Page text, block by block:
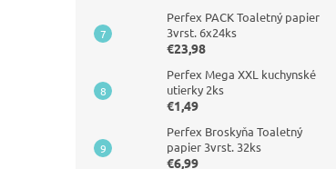
Perfex PACK Toaletný papier
3vrst. 6x24ks
€23,98
Perfex Mega XXL kuchynské
utierky 2ks
€1,49
Perfex Broskyňa Toaletný
papier 3vrst. 32ks
€6,99